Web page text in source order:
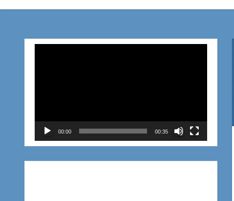
00:00 00:35